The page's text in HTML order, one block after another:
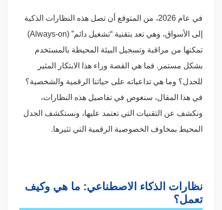
في عام 2026، من المتوقع أن تصل هذه النظارات الذكية
إلى الأسواق، وهي تعد بتقنية “تشغيل دائم” (Always-on
)
تمكنها من مراقبة وتسجيل البيئة المحيطة بالمستخدم
بشكل مستمر. فما هي القصة وراء هذا الابتكار المثير
للجدل؟ وما هي تداعياته على حياتنا الرقمية والشخصية؟
في هذا المقال، سنغوص في تفاصيل هذه النظارات،
ونكشف عن التقنيات التي تعتمد عليها، ونستكشف الجدل
المحيط بمخاوف الخصوصية الرقمية التي تثيرها.
نظارات الذكاء الاصطناعي: ما هي وكيف
تعمل؟